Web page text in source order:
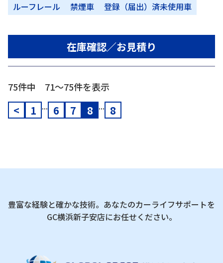
ルーフレール
禁煙車 登録（届出）済未使用車
在庫確認／お見積り
75件中 71〜75件を表示
< 1 ... 6 7 8 ... 8
豊富な経験と確かな技術。あなたのカーライフサポートを
GC横浜新子安店にお任せください。